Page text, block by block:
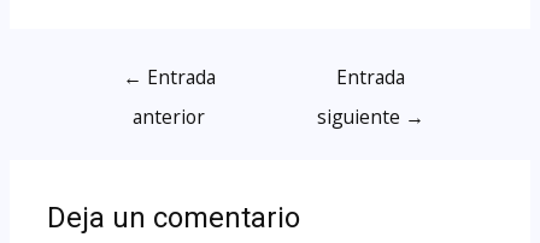
← Entrada
anterior
Entrada
siguiente →
Deja un comentario